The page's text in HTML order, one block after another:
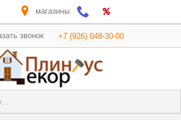
магазины
звонок +7 (926) 048-30-00